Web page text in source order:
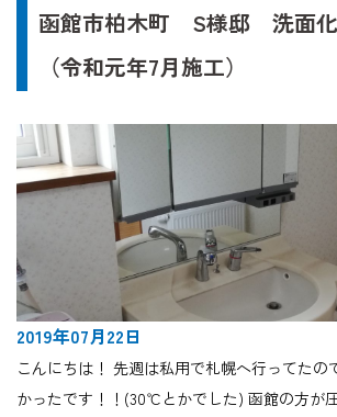
函館市柏木町 S様邸 洗面化
（令和元年7月施工）
2019年07月22日
こんにちは！ 先週は私用で札幌へ行ってたの
かったです！！(30℃とかでした) 函館の方が